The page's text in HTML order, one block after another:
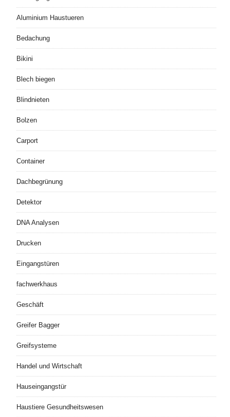
Aluminium Haustueren
Bedachung
Bikini
Blech biegen
Blindnieten
Bolzen
Carport
Container
Dachbegrünung
Detektor
DNA Analysen
Drucken
Eingangstüren
fachwerkhaus
Geschäft
Greifer Bagger
Greifsysteme
Handel und Wirtschaft
Hauseingangstür
Haustiere Gesundheitswesen